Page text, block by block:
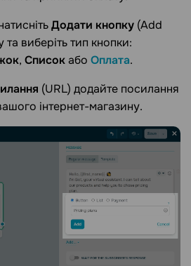
Додати кнопку (Add
та виберіть тип кнопки:
, Списокабо Оплата.
(URL) додайте посилання
інтернет-магазину.